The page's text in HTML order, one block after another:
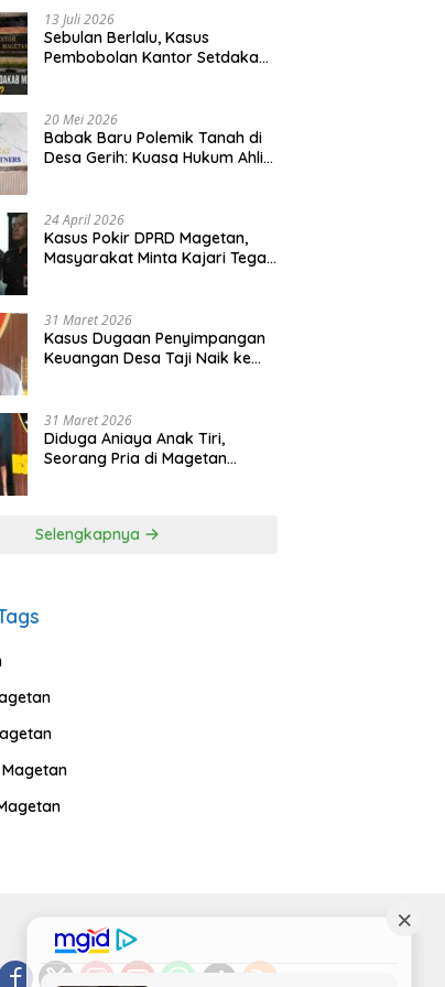
13 Juli 2026
Sebulan Berlalu, Kasus
Pembobolan Kantor Setdakab
20 Mei 2026
Babak Baru Polemik Tanah di
Desa Gerih: Kuasa Hukum Ahli
24 April 2026
Kasus Pokir DPRD Magetan,
Masyarakat Minta Kajari Tegak
31 Maret 2026
Kasus Dugaan Penyimpangan
Keuangan Desa Taji Naik ke
31 Maret 2026
Diduga Aniaya Anak Tiri,
Seorang Pria di Magetan
Selengkapnya